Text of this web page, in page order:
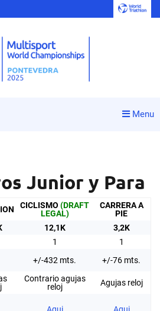
Menu
Junior y Para
CICLISMO (DRAFT
LEGAL)
CARRERA A
PIE
12,1K
3,2K
1
1
+/-432 mts. +/-76 mts.
Contrario agujas
reloj
Agujas reloj